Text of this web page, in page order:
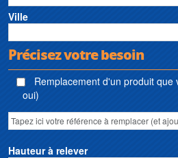
Ville
Précisez votre besoin
Remplacement d'un produit
oui)
Hauteur à relever